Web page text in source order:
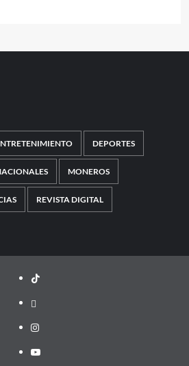
DEPORTES
MONEROS
REVISTA DIGITAL
TikTok
threads
Instagram
Youtube